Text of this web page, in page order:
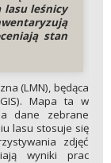
lasu leśnicy
stan
(LMN), będąca
Mapa ta w
dane zebrane
lasu stosuje się
zdjęć
wyniki prac